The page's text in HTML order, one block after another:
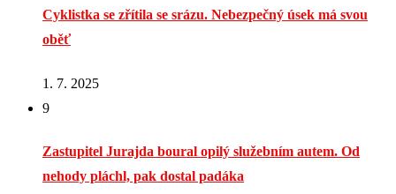
Cyklistka se zřítila se srázu. Nebezpečný úsek má svou
oběť
1. 7. 2025
9
Zastupitel Jurajda boural opilý služebním autem. Od
nehody pláchl, pak dostal padáka